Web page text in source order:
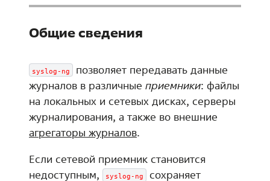
Общие сведения
syslog-ng
позволяет передавать данные
журналов в различные приемники: файлы
на локальных и сетевых дисках, серверы
журналирования, а также во внешние
агрегаторы журналов
Если сетевой приемник становится
недоступным,
syslog-ng
сохраняет